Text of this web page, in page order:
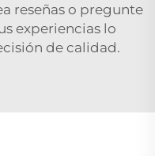
reseñas o pregunte
experiencias lo
de calidad.